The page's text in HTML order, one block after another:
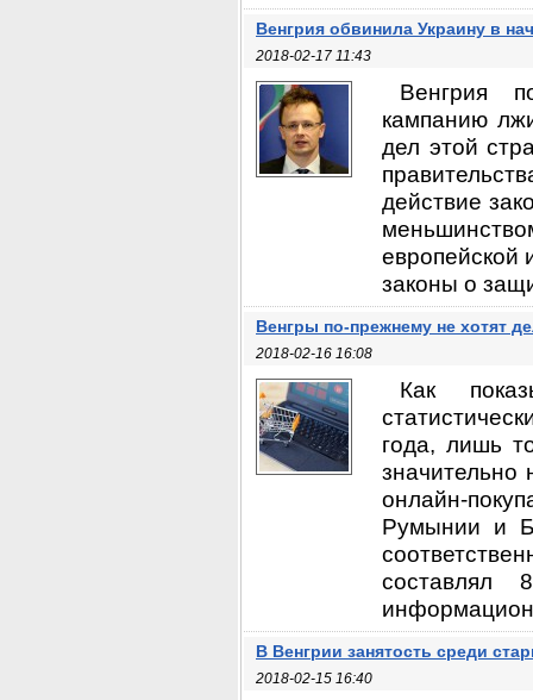
Венгрия обвинила Украину в
2018-02-17 11:43
Венгрия
кампанию
дел этой
действие
европейской
законы о
Венгры по-прежнему не хотят
2018-02-16 16:08
Как
года, лишь
онлайн-
Румынии и
В Венгрии занятость среди
2018-02-15 16:40